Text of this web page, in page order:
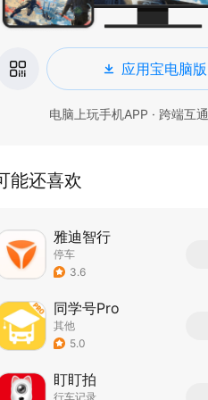
应用宝电脑版
电脑上玩手机APP · 跨端互通
能还喜欢
雅迪智行
停车
3.6
同学号Pro
其他
5.0
盯盯拍
行车记录